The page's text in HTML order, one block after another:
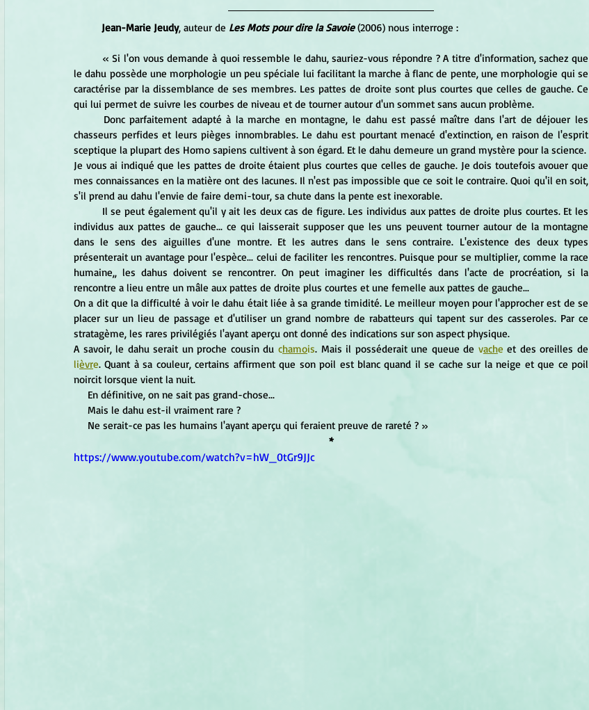
Jean-Marie Jeudy, auteur de Les Mots pour dire la Savoie (2006) nous interroge :
le dahu possède une morphologie un peu spéciale lui facilitant la marche à flanc de pente, une morphologie qui se
caractérise par la dissemblance de ses membres. Les pattes de droite sont plus courtes que celles de gauche. Ce
qui lui permet de suivre les courbes de niveau et de tourner autour d'un sommet sans aucun problème.
chasseurs perfides et leurs pièges innombrables. Le dahu est pourtant menacé d'extinction, en raison de l'esprit
sceptique la plupart des Homo sapiens cultivent à son égard. Et le dahu demeure un grand mystère pour la science.
Je vous ai indiqué que les pattes de droite étaient plus courtes que celles de gauche. Je dois toutefois avouer que
mes connaissances en la matière ont des lacunes. Il n'est pas impossible que ce soit le contraire. Quoi qu'il en soit,
s'il prend au dahu l'envie de faire demi-tour, sa chute dans la pente est inexorable.
individus aux pattes de gauche... ce qui laisserait supposer que les uns peuvent tourner autour de la montagne
dans le sens des aiguilles d'une montre. Et les autres dans le sens contraire. L'existence des deux types
présenterait un avantage pour l'espèce... celui de faciliter les rencontres. Puisque pour se multiplier, comme la race
humaine,, les dahus doivent se rencontrer. On peut imaginer les difficultés dans l'acte de procréation, si la
rencontre a lieu entre un mâle aux pattes de droite plus courtes et une femelle aux pattes de gauche...
On a dit que la difficulté à voir le dahu était liée à sa grande timidité. Le meilleur moyen pour l'approcher est de se
placer sur un lieu de passage et d'utiliser un grand nombre de rabatteurs qui tapent sur des casseroles. Par ce
stratagème, les rares privilégiés l'ayant aperçu ont donné des indications sur son aspect physique.
A savoir, le dahu serait un proche cousin du chamois. Mais il posséderait une queue de vache
lièvre. Quant à sa couleur, certains affirment que son poil est blanc quand il se cache sur la neige et que ce poil
noircit lorsque vient la nuit.
     En définitive, on ne sait pas grand-chose...
     Mais le dahu est-il vraiment rare ?
     Ne serait-ce pas les humains l'ayant aperçu qui feraient preuve de rareté ? »
*
https://www.youtube.com/watch?v=hW_0tGr9JJc